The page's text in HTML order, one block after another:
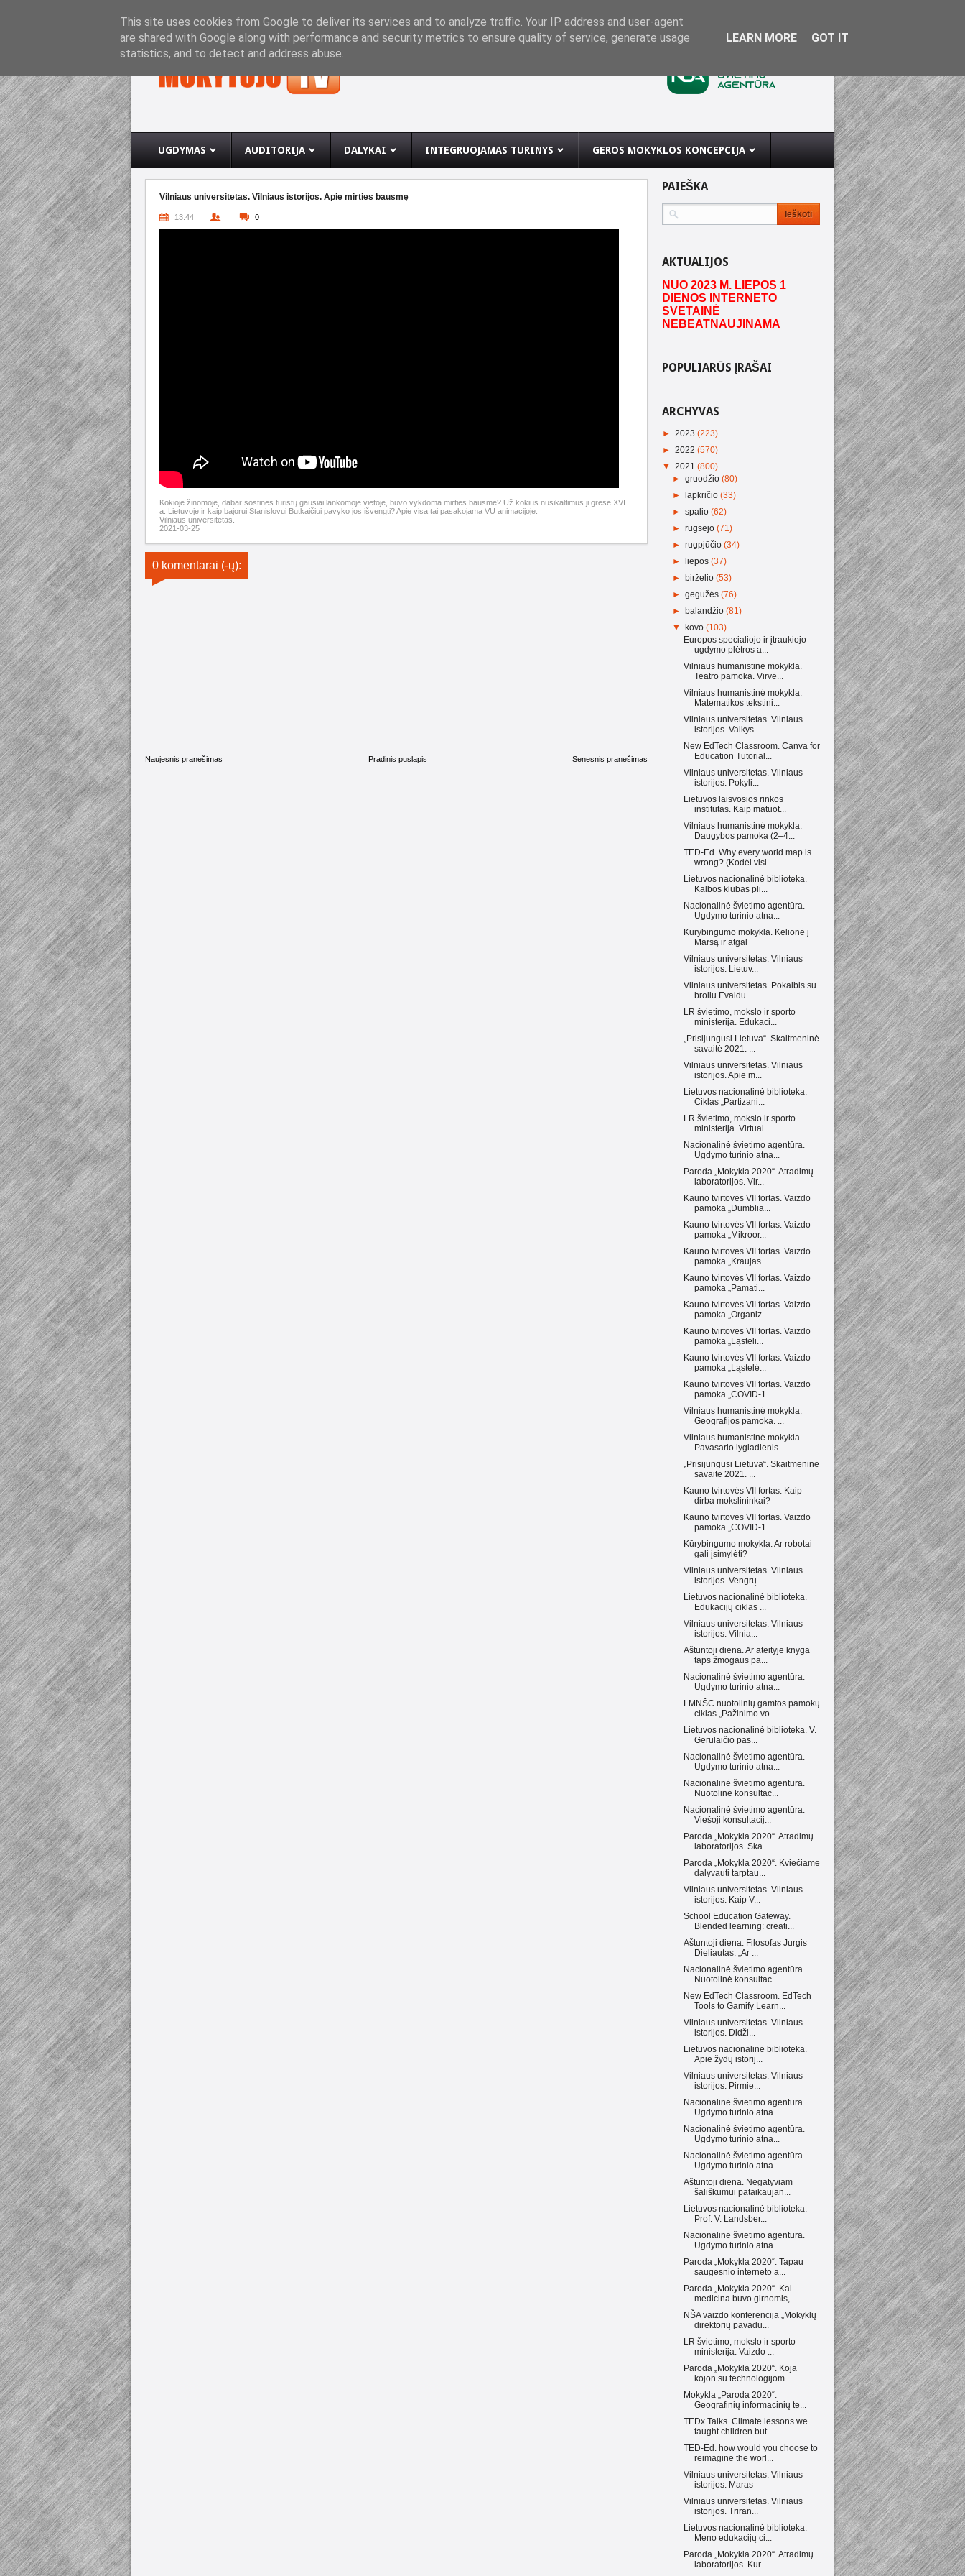
UGDYMAS AUDITORIJA DALYKAI INTEGRUOJAMAS TURINYS GEROS MOKYKLOS KONCEPCIJA
Vilniaus universitetas. Vilniaus istorijos. Apie mirties bausmę
13:44 0
Kokioje žinomoje, dabar sostinės turistų gausiai lankomoje vietoje, buvo vykdoma mirties bausmė? Už kokius nusikaltimus ji grėsė XVI
a. Lietuvoje ir kaip bajorui Stanislovui Butkaičiui pavyko jos išvengti? Apie visa tai pasakojama VU animacijoje.
Vilniaus universitetas.
2021-03-25
0 komentarai (-ų):
Naujesnis pranešimas Pradinis puslapis Senesnis pranešimas
PAIEŠKA
AKTUALIJOS
NUO 2023 M. LIEPOS 1
DIENOS INTERNETO
SVETAINĖ
NEBEATNAUJINAMA
POPULIARŪS ĮRAŠAI
ARCHYVAS
► 2023 (223)
► 2022 (570)
▼ 2021 (800)
►gruodžio(80)
►
lapkričio(33)
►spalio(62)
►rugsėjo(71)
►rugpjūčio(34)
►
liepos(37)
► birželio(53)
►gegužės(76)
► balandžio(81)
▼
kovo(103)
Europos specialiojo ir įtraukiojo
ugdymo plėtros a...
Vilniaus humanistinė mokykla.
Teatro pamoka. Virvė...
Vilniaus humanistinė mokykla.
Matematikos tekstini...
Vilniaus universitetas. Vilniaus
istorijos. Vaikys...
New EdTech Classroom. Canva for
Education Tutorial...
Vilniaus universitetas. Vilniaus
istorijos. Pokyli...
Lietuvos laisvosios rinkos
institutas. Kaip matuot...
Vilniaus humanistinė mokykla.
Daugybos pamoka (2–4...
TED-Ed. Why every world map is
wrong? (Kodėl visi ...
Lietuvos nacionalinė biblioteka.
Kalbos klubas pli...
Nacionalinė švietimo agentūra.
Ugdymo turinio atna...
Kūrybingumo mokykla. Kelionė į
Marsą ir atgal
Vilniaus universitetas. Vilniaus
istorijos. Lietuv...
Vilniaus universitetas. Pokalbis su
broliu Evaldu ...
LR švietimo, mokslo ir sporto
ministerija. Edukaci...
„Prisijungusi Lietuva“. Skaitmeninė
savaitė 2021. ...
Vilniaus universitetas. Vilniaus
istorijos. Apie m...
Lietuvos nacionalinė biblioteka.
Ciklas „Partizani...
LR švietimo, mokslo ir sporto
ministerija. Virtual...
Nacionalinė švietimo agentūra.
Ugdymo turinio atna...
Paroda „Mokykla 2020“. Atradimų
laboratorijos. Vir...
Kauno tvirtovės VII fortas. Vaizdo
pamoka „Dumblia...
Kauno tvirtovės VII fortas. Vaizdo
pamoka „Mikroor...
Kauno tvirtovės VII fortas. Vaizdo
pamoka „Kraujas...
Kauno tvirtovės VII fortas. Vaizdo
pamoka „Pamati...
Kauno tvirtovės VII fortas. Vaizdo
pamoka „Organiz...
Kauno tvirtovės VII fortas. Vaizdo
pamoka „Ląsteli...
Kauno tvirtovės VII fortas. Vaizdo
pamoka „Ląstelė...
Kauno tvirtovės VII fortas. Vaizdo
pamoka „COVID-1...
Vilniaus humanistinė mokykla.
Geografijos pamoka. ...
Vilniaus humanistinė mokykla.
Pavasario lygiadienis
„Prisijungusi Lietuva“. Skaitmeninė
savaitė 2021. ...
Kauno tvirtovės VII fortas. Kaip
dirba mokslininkai?
Kauno tvirtovės VII fortas. Vaizdo
pamoka „COVID-1...
Kūrybingumo mokykla. Ar robotai
gali įsimylėti?
Vilniaus universitetas. Vilniaus
istorijos. Vengrų...
Lietuvos nacionalinė biblioteka.
Edukacijų ciklas ...
Vilniaus universitetas. Vilniaus
istorijos. Vilnia...
Aštuntoji diena. Ar ateityje knyga
taps žmogaus pa...
Nacionalinė švietimo agentūra.
Ugdymo turinio atna...
LMNŠC nuotolinių gamtos pamokų
ciklas „Pažinimo vo...
Lietuvos nacionalinė biblioteka. V.
Gerulaičio pas...
Nacionalinė švietimo agentūra.
Ugdymo turinio atna...
Nacionalinė švietimo agentūra.
Nuotolinė konsultac...
Nacionalinė švietimo agentūra.
Viešoji konsultacij...
Paroda „Mokykla 2020“. Atradimų
laboratorijos. Ska...
Paroda „Mokykla 2020“. Kviečiame
dalyvauti tarptau...
Vilniaus universitetas. Vilniaus
istorijos. Kaip V...
School Education Gateway.
Blended learning: creati...
Aštuntoji diena. Filosofas Jurgis
Dieliautas: „Ar ...
Nacionalinė švietimo agentūra.
Nuotolinė konsultac...
New EdTech Classroom. EdTech
Tools to Gamify Learn...
Vilniaus universitetas. Vilniaus
istorijos. Didži...
Lietuvos nacionalinė biblioteka.
Apie žydų istorij...
Vilniaus universitetas. Vilniaus
istorijos. Pirmie...
Nacionalinė švietimo agentūra.
Ugdymo turinio atna...
Nacionalinė švietimo agentūra.
Ugdymo turinio atna...
Nacionalinė švietimo agentūra.
Ugdymo turinio atna...
Aštuntoji diena. Negatyviam
šališkumui pataikaujan...
Lietuvos nacionalinė biblioteka.
Prof. V. Landsber...
Nacionalinė švietimo agentūra.
Ugdymo turinio atna...
Paroda „Mokykla 2020“. Tapau
saugesnio interneto a...
Paroda „Mokykla 2020“. Kai
medicina buvo girnomis,...
NŠA vaizdo konferencija „Mokyklų
direktorių pavadu...
LR švietimo, mokslo ir sporto
ministerija. Vaizdo ...
Paroda „Mokykla 2020“. Koja
kojon su technologijom...
Mokykla „Paroda 2020“.
Geografinių informacinių te...
TEDx Talks. Climate lessons we
taught children but...
TED-Ed. how would you choose to
reimagine the worl...
Vilniaus universitetas. Vilniaus
istorijos. Maras
Vilniaus universitetas. Vilniaus
istorijos. Triran...
Lietuvos nacionalinė biblioteka.
Meno edukacijų ci...
Paroda „Mokykla 2020“. Atradimų
laboratorijos. Kur...
This site uses cookies from Google to deliver its services and to analyze traffic. Your IP address and user-agent
are shared with Google along with performance and security metrics to ensure quality of service, generate usage
statistics, and to detect and address abuse.
LEARN MORE GOT IT